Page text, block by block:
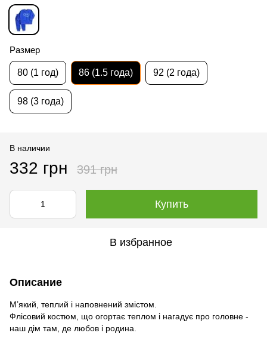
Размер
80 (1 год) 86 (1.5 года) 92 (2 года)
98 (3 года)
В наличии
332 грн 391 грн
Купить
В избранное
Описание
М’який, теплий і наповнений змістом.
Флісовий костюм, що огортає теплом і нагадує про головне -
наш дім там, де любов і родина.